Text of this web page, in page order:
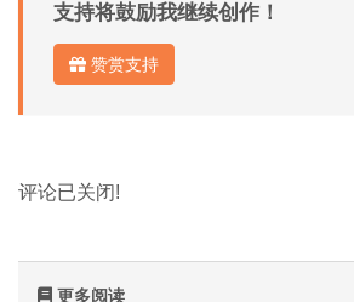
支持将鼓励我继续创作！
赞赏支持
评论已关闭!
更多阅读